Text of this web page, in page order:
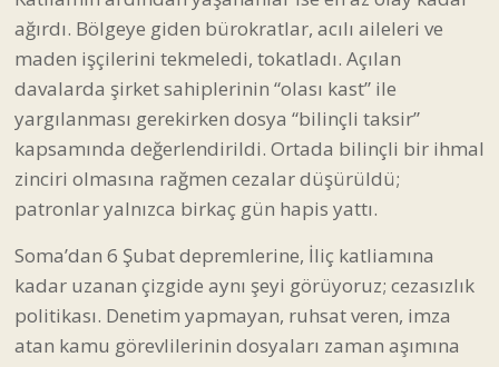
yargılanması gerekirken dosya “bilinçli taksir”
kapsamında değerlendirildi. Ortada bilinçli bir ihmal
zinciri olmasına rağmen cezalar düşürüldü;
patronlar yalnızca birkaç gün hapis yattı.
Soma’dan 6 Şubat depremlerine, İliç katliamına
kadar uzanan çizgide aynı şeyi görüyoruz; cezasızlık
politikası. Denetim yapmayan, ruhsat veren, imza
atan kamu görevlilerinin dosyaları zaman aşımına
uğruyor. Peki içeride kim kalıyor?
Can Atalay ve Selçuk Kozağaçlı gibi emekçilerin
hakkını savunan insanlar.